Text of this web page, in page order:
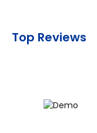
Top Reviews